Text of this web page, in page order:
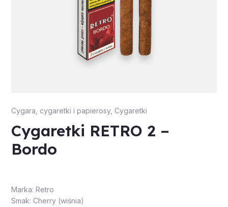
Cygara, cygaretki i papierosy, Cygaretki
Cygaretki RETRO 2 –
Bordo
Marka: Retro
Smak: Cherry (wiśnia)